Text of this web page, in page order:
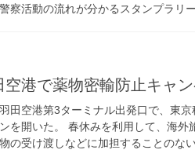
察活動の流れが分かるスタンプラリ
空港で薬物密輸防止キャ
田空港第3ターミナル出発口で、東
を開いた。 春休みを利用して、海外
の受け渡しなどに加担することのな